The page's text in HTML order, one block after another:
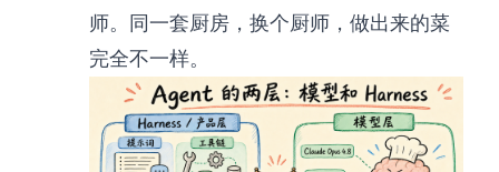
师。同一套厨房，换个厨师，做出来的菜
完全不一样。